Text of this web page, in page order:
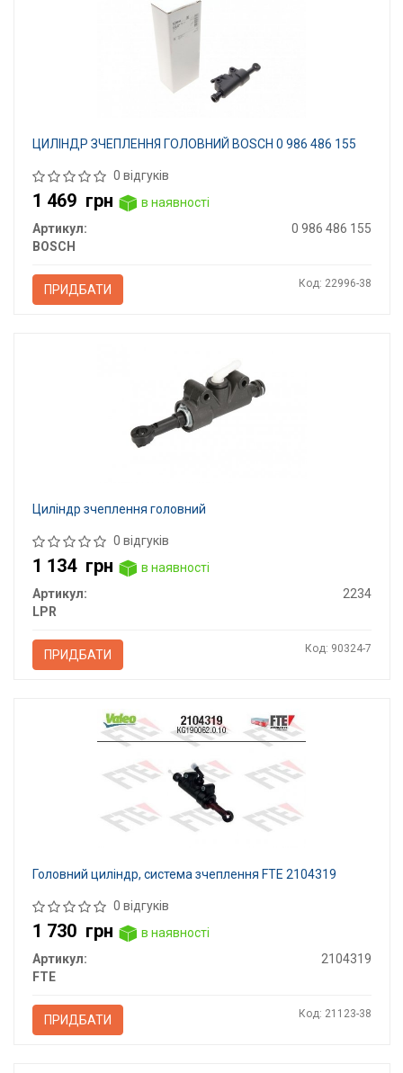
ЦИЛІНДР ЗЧЕПЛЕННЯ ГОЛОВНИЙ BOSCH 0 986 486 155
0 відгуків
1 469 грн
в наявності
Артикул:
0 986 486 155
BOSCH
ПРИДБАТИ Код: 22996-38
Циліндр зчеплення головний
0 відгуків
1 134 грн
в наявності
Артикул:
2234
LPR
ПРИДБАТИ Код: 90324-7
Головний циліндр, система зчеплення FTE 2104319
0 відгуків
1 730 грн
в наявності
Артикул:
2104319
FTE
ПРИДБАТИ Код: 21123-38